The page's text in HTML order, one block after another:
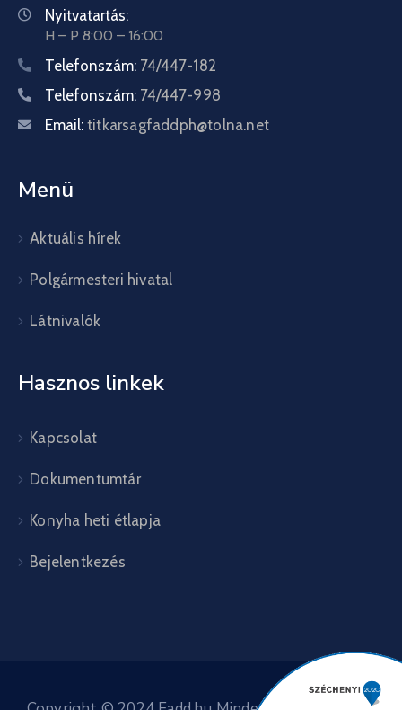
Nyitvatartás:
H – P 8:00 – 16:00
Telefonszám: 74/447-182
Telefonszám: 74/447-998
Email: titkarsagfaddph@tolna.net
Menü
Aktuális hírek
Polgármesteri hivatal
Látnivalók
Hasznos linkek
Kapcsolat
Dokumentumtár
Konyha heti étlapja
Bejelentkezés